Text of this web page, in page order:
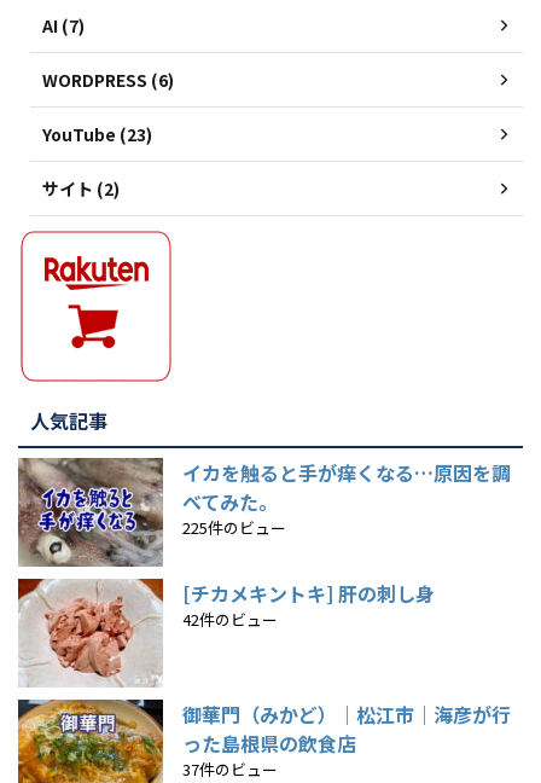
AI (7)
WORDPRESS (6)
YouTube (23)
サイト (2)
人気記事
イカを触ると手が痒くなる…原因を調
べてみた。
225件のビュー
[チカメキントキ] 肝の刺し身
42件のビュー
御華門（みかど）｜松江市｜海彦が行
った島根県の飲食店
37件のビュー